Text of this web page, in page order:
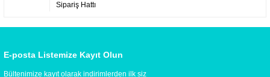
Sipariş Hattı
E-posta Listemize Kayıt Olun
Bültenimize kayıt olarak indirimlerden ilk siz